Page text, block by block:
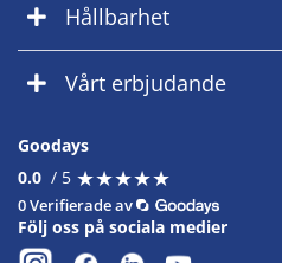
Hållbarhet
Vårt erbjudande
Goodays
0.0 / 5 ★★★★★
★★★★★
0 Verifierade av
Följ oss på sociala medier